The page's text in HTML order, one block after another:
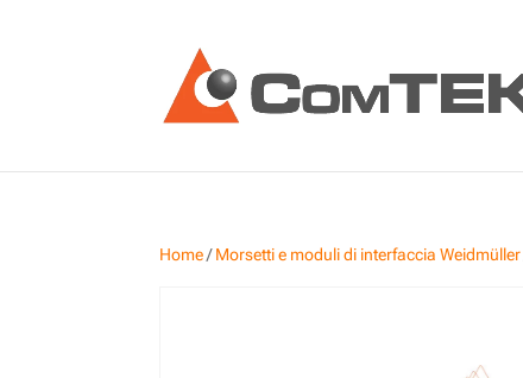
Home/Morsetti e moduli di interfaccia Weidmüller